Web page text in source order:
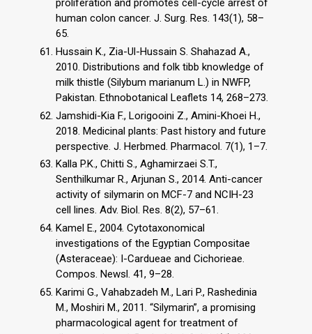
proliferation and promotes cell-cycle arrest of
human colon cancer. J. Surg. Res. 143(1), 58–
65.
Hussain K., Zia-Ul-Hussain S. Shahazad A.,
2010. Distributions and folk tibb knowledge of
milk thistle (Silybum marianum L.) in NWFP,
Pakistan. Ethnobotanical Leaflets 14, 268–273.
Jamshidi-Kia F., Lorigooini Z., Amini-Khoei H.,
2018. Medicinal plants: Past history and future
perspective. J. Herbmed. Pharmacol. 7(1), 1–7.
Kalla P.K., Chitti S., Aghamirzaei S.T.,
Senthilkumar R., Arjunan S., 2014. Anti-cancer
activity of silymarin on MCF-7 and NCIH-23
cell lines. Adv. Biol. Res. 8(2), 57–61.
Kamel E., 2004. Cytotaxonomical
investigations of the Egyptian Compositae
(Asteraceae): I-Cardueae and Cichorieae.
Compos. Newsl. 41, 9–28.
Karimi G., Vahabzadeh M., Lari P., Rashedinia
M., Moshiri M., 2011. “Silymarin”, a promising
pharmacological agent for treatment of